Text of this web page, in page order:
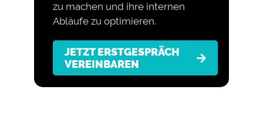
zu machen und ihre internen
Abläufe zu optimieren.
JETZT ERSTGESPRÄCH
VEREINBAREN